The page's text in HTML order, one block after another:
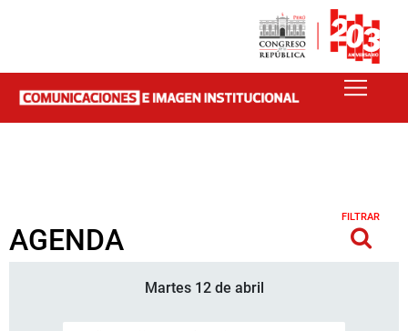
AGENDA
FILTRAR
Martes 12 de abril